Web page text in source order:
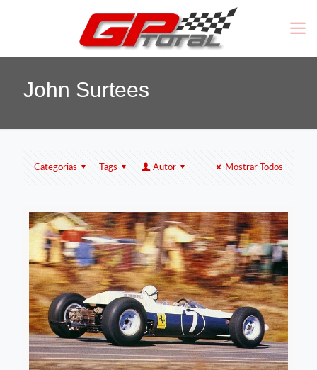
John Surtees
Categorias Tags Autor Mostrar Todos